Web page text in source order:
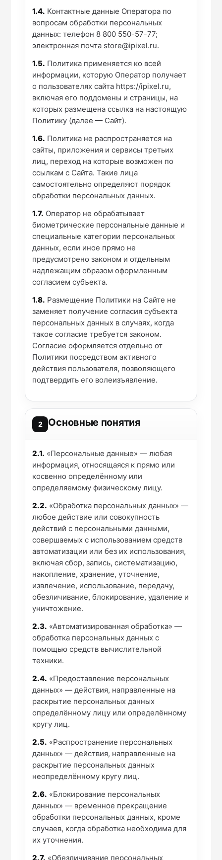
1.4. Контактные данные Оператора по
вопросам обработки персональных
данных: телефон 8 800 550-57-77;
электронная почта store@ipixel.ru.
1.5. Политика применяется ко всей
информации, которую Оператор получает
о пользователях сайта https://ipixel.ru,
включая его поддомены и страницы, на
которых размещена ссылка на настоящую
Политику (далее — Сайт).
1.6. Политика не распространяется на
сайты, приложения и сервисы третьих
лиц, переход на которые возможен по
ссылкам с Сайта. Такие лица
самостоятельно определяют порядок
обработки персональных данных.
1.7. Оператор не обрабатывает
биометрические персональные данные и
специальные категории персональных
данных, если иное прямо не
предусмотрено законом и отдельным
надлежащим образом оформленным
согласием субъекта.
1.8. Размещение Политики на Сайте не
заменяет получение согласия субъекта
персональных данных в случаях, когда
такое согласие требуется законом.
Согласие оформляется отдельно от
Политики посредством активного
действия пользователя, позволяющего
подтвердить его волеизъявление.
2 Основные понятия
2.1. «Персональные данные» — любая
информация, относящаяся к прямо или
косвенно определённому или
определяемому физическому лицу.
2.2. «Обработка персональных данных» —
любое действие или совокупность
действий с персональными данными,
совершаемых с использованием средств
автоматизации или без их использования,
включая сбор, запись, систематизацию,
накопление, хранение, уточнение,
извлечение, использование, передачу,
обезличивание, блокирование, удаление и
уничтожение.
2.3. «Автоматизированная обработка» —
обработка персональных данных с
помощью средств вычислительной
техники.
2.4. «Предоставление персональных
данных» — действия, направленные на
раскрытие персональных данных
определённому лицу или определённому
кругу лиц.
2.5. «Распространение персональных
данных» — действия, направленные на
раскрытие персональных данных
неопределённому кругу лиц.
2.6. «Блокирование персональных
данных» — временное прекращение
обработки персональных данных, кроме
случаев, когда обработка необходима для
их уточнения.
2.7. «Обезличивание персональных